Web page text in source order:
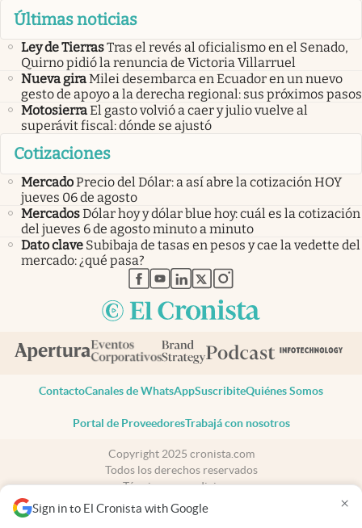
Sign in to El Cronista with Google ×
Últimas noticias
Ley de TierrasTras el revés al oficialismo en el Senado,
Quirno pidió la renuncia de Victoria Villarruel
Nueva giraMilei desembarca en Ecuador en un nuevo
gesto de apoyo a la derecha regional: sus próximos pasos
MotosierraEl gasto volvió a caer y julio vuelve al
superávit fiscal: dónde se ajustó
Cotizaciones
MercadoPrecio del Dólar: a así abre la cotización HOY
jueves 06 de agosto
MercadosDólar hoy y dólar blue hoy: cuál es la cotización
del jueves 6 de agosto minuto a minuto
Dato clave Subibaja de tasas en pesos y cae la vedette del
mercado: ¿qué pasa?
abre en nueva pestaña
abre en nueva pestaña
abre en nueva pestaña
abre en nueva pestaña
abre en nueva pestaña
ContactoCanales de WhatsAppSuscribiteQuiénes Somos
Portal de ProveedoresTrabajá con nosotros
Copyright 2025 cronista.com
Todos los derechos reservados
Términos y condiciones
Privacidad
Consentimiento